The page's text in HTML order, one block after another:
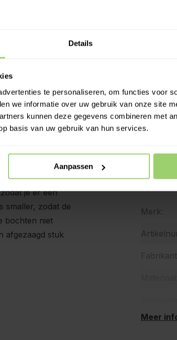
Details
te personaliseren, om functies voor
we informatie over uw gebruik van onze site
kunnen deze gegevens combineren met
basis van uw gebruik van hun services.
Aanpassen
je er een
smaller, zodat de
bochten niet
afgezaagd stuk
Merk:
Fabrikant:
Meer